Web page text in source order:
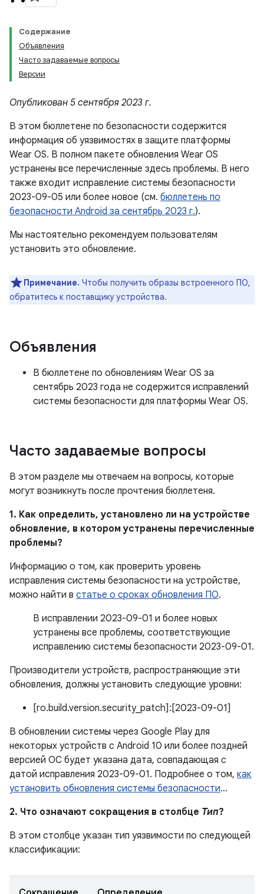
Содержание
Объявления
Часто задаваемые вопросы
Версии
Опубликован 5 сентября 2023 г.
В этом бюллетене по безопасности содержится
информация об уязвимостях в защите платформы
Wear OS. В полном пакете обновления Wear OS
устранены все перечисленные здесь проблемы. В него
также входит исправление системы безопасности
2023-09-05 или более новое (см. бюллетень по
безопасности Android за сентябрь 2023 г.).
Мы настоятельно рекомендуем пользователям
установить это обновление.
Примечание. Чтобы получить образы встроенного ПО,
обратитесь к поставщику устройства.
Объявления
В бюллетене по обновлениям Wear OS за
сентябрь 2023 года не содержится исправлений
системы безопасности для платформы Wear OS.
Часто задаваемые вопросы
В этом разделе мы отвечаем на вопросы, которые
могут возникнуть после прочтения бюллетеня.
1. Как определить, установлено ли на устройстве
обновление, в котором устранены перечисленные
проблемы?
Информацию о том, как проверить уровень
исправления системы безопасности на устройстве,
можно найти в статье о сроках обновления ПО.
В исправлении 2023-09-01 и более новых
устранены все проблемы, соответствующие
исправлению системы безопасности 2023-09-01.
Производители устройств, распространяющие эти
обновления, должны установить следующие уровни:
[ro.build.version.security_patch]:[2023-09-01]
В обновлении системы через Google Play для
некоторых устройств с Android 10 или более поздней
версией ОС будет указана дата, совпадающая с
датой исправления 2023-09-01. Подробнее о том, как
установить обновления системы безопасности…
2. Что означают сокращения в столбце Тип?
В этом столбце указан тип уязвимости по следующей
классификации: